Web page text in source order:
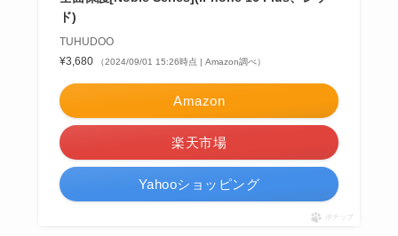
ド)
TUHUDOO
¥3,680
（2024/09/01 15:26時点 | Amazon調べ）
Amazon
楽天市場
Yahooショッピング
ポチップ